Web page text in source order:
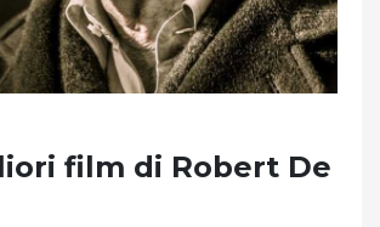
film di Robert De